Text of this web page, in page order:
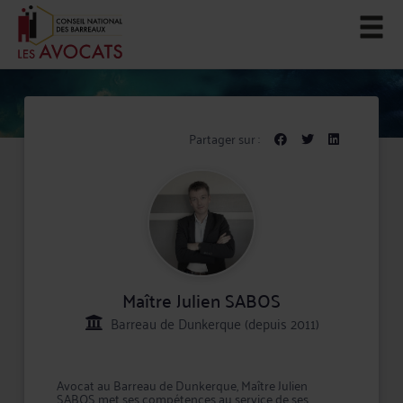
Partager sur :
Maître Julien SABOS
Barreau de Dunkerque (depuis 2011)
Avocat au Barreau de Dunkerque, Maître Julien
SABOS met ses compétences au service de ses